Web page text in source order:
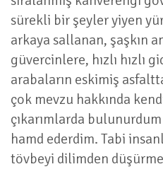
sürekli bir şeyler yiyen
arkaya sallanan, şaşkın
güvercinlere, hızlı hızlı
arabaların eskimiş
çok mevzu hakkında
çıkarımlarda
hamd ederdim. Tabi
tövbeyi dilimden